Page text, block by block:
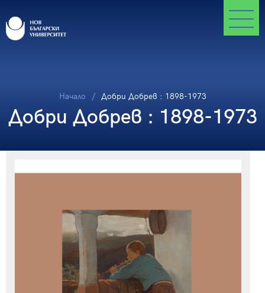
Начало Добри Добрев : 1898-1973
Добри Добрев : 1898-1973